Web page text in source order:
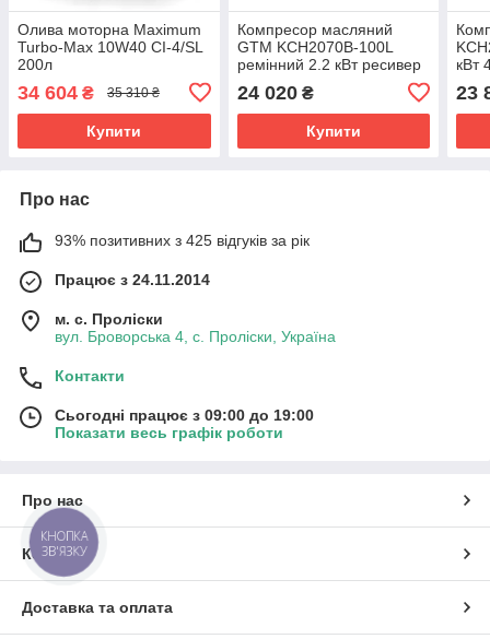
Олива моторна Maximum
Turbo-Max 10W40 CI-4/SL
200л
34 604 ₴ 35 310 ₴
Купити
Компресор масляний
GTM KCH2070B-100L
ремінний 2.2 кВт ресивер
24 020₴
Купити
кВт
23
Про нас
93% позитивних з 425 відгуків за рік
Працює з 24.11.2014
м. с. Проліски
вул. Броворська 4, с. Проліски, Україна
Контакти
Сьогодні працює з 09:00 до 19:00
Показати весь графік роботи
Про нас
Контакти
Доставка та оплата
КНОПКА
ЗВ'ЯЗКУ